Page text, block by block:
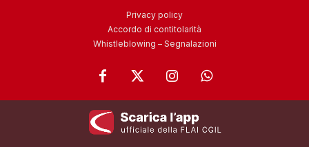
Privacy policy
Accordo di contitolarità
Whistleblowing – Segnalazioni